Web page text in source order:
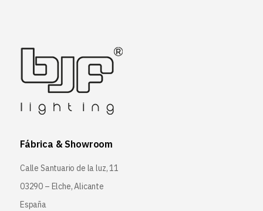
Fábrica & Showroom
Calle Santuario de la luz, 11
03290 – Elche, Alicante
España